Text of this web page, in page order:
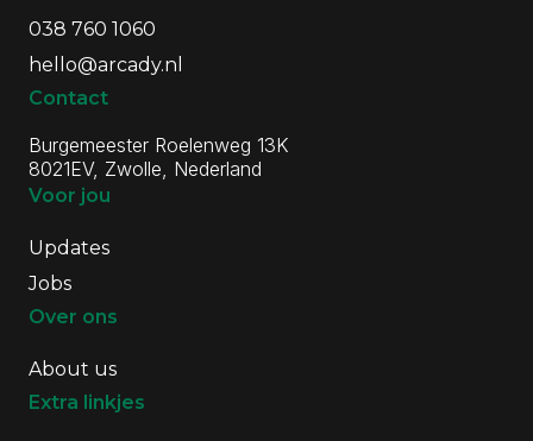
038 760 1060
hello@arcady.nl
Contact
Burgemeester Roelenweg 13K
8021EV, Zwolle, Nederland
Voor jou
Updates
Jobs
Over ons
About us
Extra linkjes